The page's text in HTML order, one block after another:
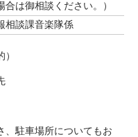
は御相談ください。）
相談課音楽隊係
、駐車場所についてもお